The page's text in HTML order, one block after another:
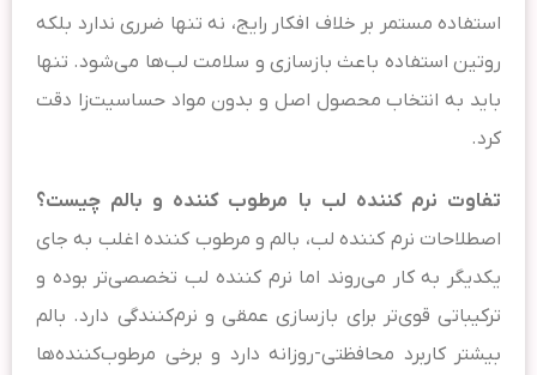
استفاده مستمر بر خلاف افکار رایج، نه تنها ضرری ندارد بلکه
روتین استفاده باعث بازسازی و سلامت لب‌ها می‌شود. تنها
باید به انتخاب محصول اصل و بدون مواد حساسیت‌زا دقت
کرد.
تفاوت نرم کننده لب با مرطوب کننده و بالم چیست؟
اصطلاحات نرم کننده لب، بالم و مرطوب کننده اغلب به جای
یکدیگر به کار می‌روند اما نرم کننده لب تخصصی‌تر بوده و
ترکیباتی قوی‌تر برای بازسازی عمقی و نرم‌کنندگی دارد. بالم
بیشتر کاربرد محافظتی-روزانه دارد و برخی مرطوب‌کننده‌ها